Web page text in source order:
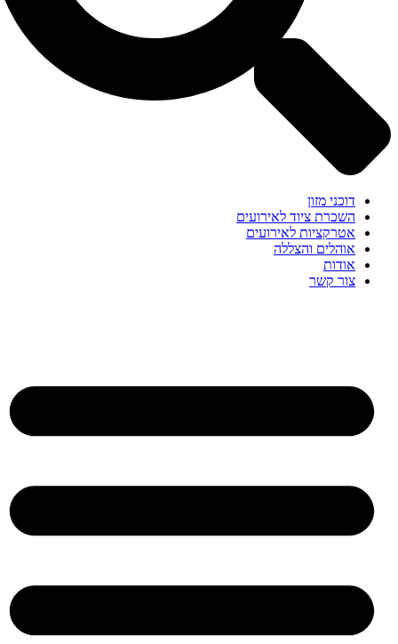
דוכני מזון
השכרת ציוד לאירועים
אטרקציות לאירועים
אוהלים והצללה
אודות
צור קשר